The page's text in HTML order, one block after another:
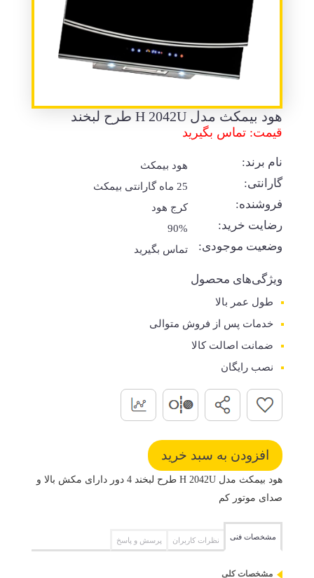
هود بیمکث مدل H 2042U طرح لبخند
قیمت: تماس بگیرید
نام برند: هود بیمکث
گارانتی: 25 ماه گارانتی بیمکث
فروشنده: کرج هود
رضایت خرید: 90%
وضعیت موجودی: تماس بگیرید
ویژگی‌های محصول
طول عمر بالا
خدمات پس از فروش متوالی
ضمانت اصالت کالا
نصب رایگان
هود بیمکث مدل H 2042U طرح لبخند 4 دور دارای مکش بالا و
صدای موتور کم
مشخصات فنی نظرات کاربران پرسش و پاسخ
مشخصات کلی